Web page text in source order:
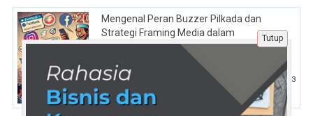
Mengenal Peran Buzzer Pilkada dan
Strategi Framing Media dalam
Mempengaruhi Opini Publik Bersama
Politik 18 Mei 2025 | 493
Tutup